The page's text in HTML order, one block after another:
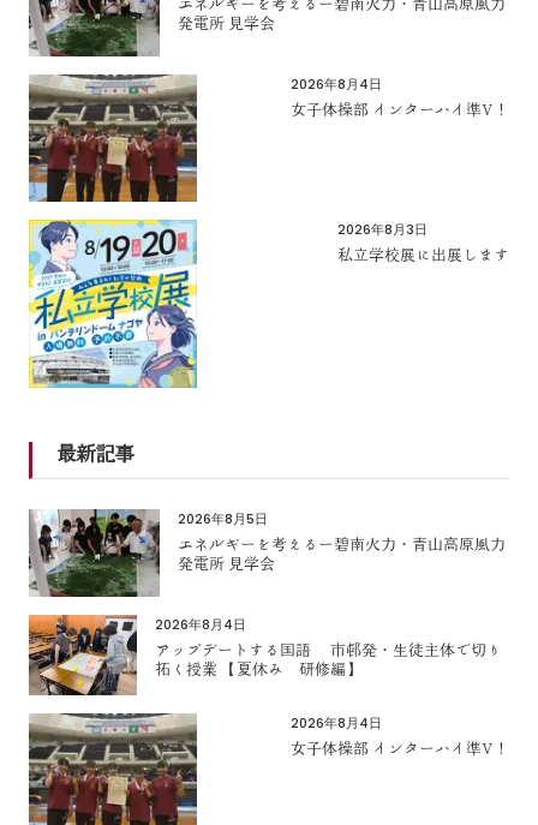
エネルギーを考えるー碧南火力・青山高原風力
発電所 見学会
2026年8月4日
女子体操部 インターハイ準V！
2026年8月3日
私立学校展に出展します
最新記事
2026年8月5日
エネルギーを考えるー碧南火力・青山高原風力
発電所 見学会
2026年8月4日
アップデートする国語 市邨発・生徒主体で切り
拓く授業 【夏休み 研修編】
2026年8月4日
女子体操部 インターハイ準V！